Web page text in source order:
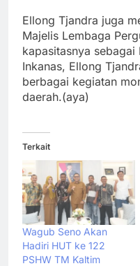
Ellong Tjandra juga
Majelis Lembaga
kapasitasnya sebagai
Inkanas, Ellong
berbagai kegiatan
daerah.(aya)
Terkait
Wagub Seno Akan
Hadiri HUT ke 122
PSHW TM Kaltim